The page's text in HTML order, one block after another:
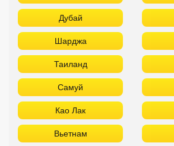
Дубай
Шарджа
Таиланд
Самуй
Као Лак
Вьетнам